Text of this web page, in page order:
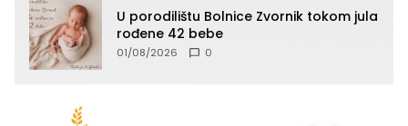
U porodilištu Bolnice Zvornik tokom jula
rođene 42 bebe
01/08/2026 0